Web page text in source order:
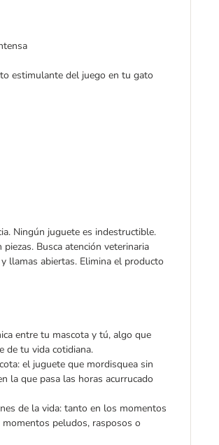
estimulante del juego en tu gato
Ningún juguete es indestructible.
Busca atención veterinaria
llamas abiertas. Elimina el producto
entre tu mascota y tú, algo que
de tu vida cotidiana.
el juguete que mordisquea sin
la que pasa las horas acurrucado
de la vida: tanto en los momentos
peludos, rasposos o